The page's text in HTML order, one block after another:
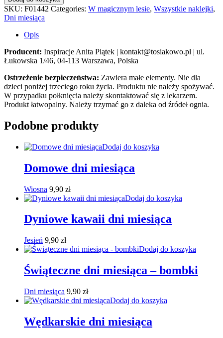
SKU: F01442 Categories: W magicznym lesie, Wszystkie naklejki,
Dni miesiąca
Opis
Producent: Inspiracje Anita Piątek | kontakt@tosiakowo.pl | ul.
Łukowska 1/46, 04-113 Warszawa, Polska
Ostrzeżenie bezpieczeństwa: Zawiera małe elementy. Nie dla
dzieci poniżej trzeciego roku życia. Produktu nie należy spożywać.
W przypadku połknięcia należy skontaktować się z lekarzem.
Produkt łatwopalny. Należy trzymać go z daleka od źródeł ognia.
Podobne produkty
Dodaj do koszyka
Domowe dni miesiąca
Wiosna 9,90 zł
Dodaj do koszyka
Dyniowe kawaii dni miesiąca
Jesień 9,90 zł
Dodaj do koszyka
Świąteczne dni miesiąca – bombki
Dni miesiąca 9,90 zł
Dodaj do koszyka
Wędkarskie dni miesiąca